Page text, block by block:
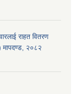
राहत वितरण
मापदण्ड, २०८२